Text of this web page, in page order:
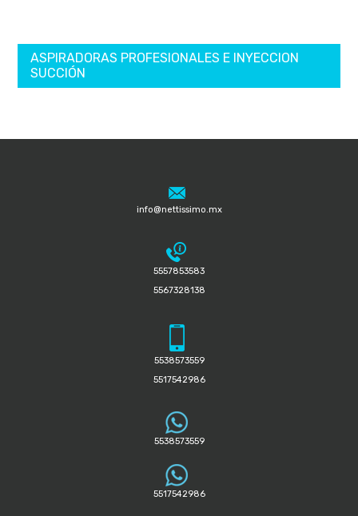
ASPIRADORAS PROFESIONALES E INYECCION
SUCCIÓN
info@nettissimo.mx
5557853583
5567328138
5538573559
5517542986
5538573559
5517542986